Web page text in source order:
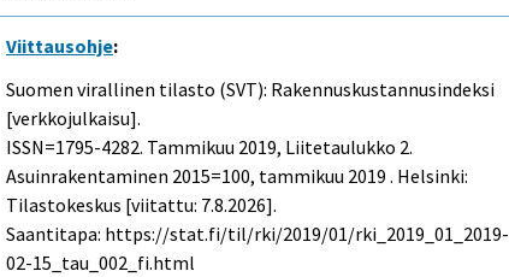
Viittausohje:
Suomen virallinen tilasto (SVT): Rakennuskustannusindeksi
[verkkojulkaisu].
ISSN=1795-4282. Tammikuu 2019, Liitetaulukko 2.
Asuinrakentaminen 2015=100, tammikuu 2019 . Helsinki:
Tilastokeskus [viitattu: 7.8.2026].
Saantitapa: https://stat.fi/til/rki/2019/01/rki_2019_01_2019-
02-15_tau_002_fi.html